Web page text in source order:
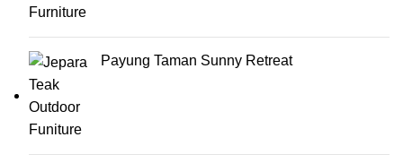
Payung Taman Sunny Retreat